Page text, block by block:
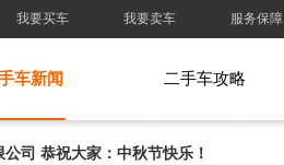
我要买车 我要卖车 服务保障
车新闻 二手车攻略
司 恭祝大家：中秋节快乐！